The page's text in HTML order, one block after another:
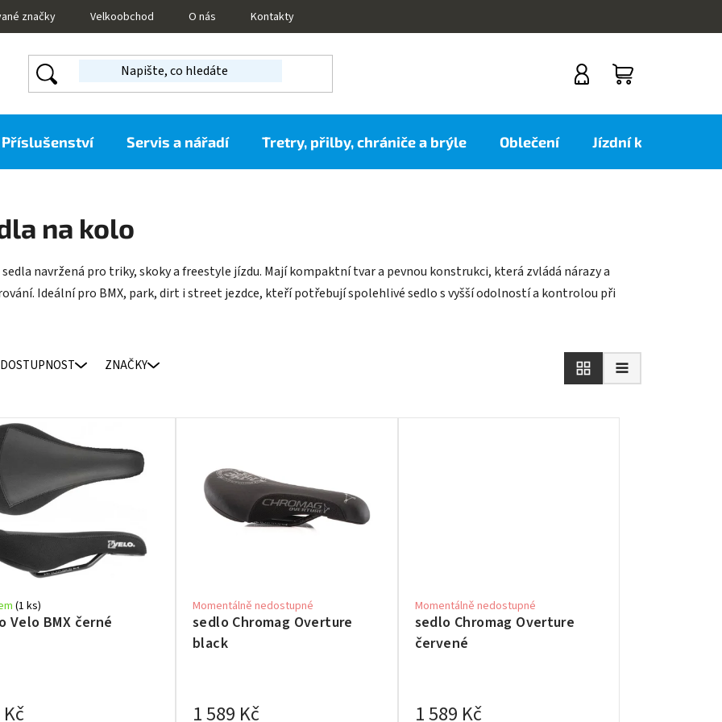
značky Velkoobchod O nás Kontakty
KOŠÍK
Příslušenství Servis a nářadí Tretry, přilby, chrániče a brýle Oblečení Jízdní kola
na kolo
navržená pro triky, skoky a freestyle jízdu. Mají kompaktní tvar a pevnou konstrukci, která zvládá nárazy a
Ideální pro BMX, park, dirt i street jezdce, kteří potřebují spolehlivé sedlo s vyšší odolností a kontrolou při
DOSTUPNOST ZNAČKY
Velo BMX černé
(1 ks)
sedlo Chromag Overture
black
Momentálně nedostupné
1 589 Kč
sedlo Chromag Overture
červené
Momentálně nedostupné
1 589 Kč